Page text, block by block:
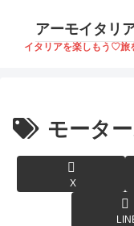
アーモイタリ
イタリアを楽しもう♡旅
モータ
X